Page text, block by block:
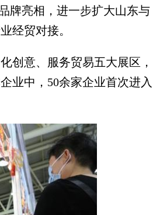
牌亮相，进一步扩大山东与
经贸对接。
意、服务贸易五大展区，
业中，50余家企业首次进入